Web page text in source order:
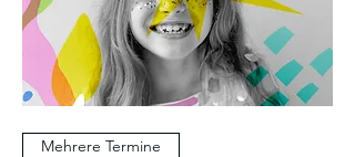
Mehrere Termine